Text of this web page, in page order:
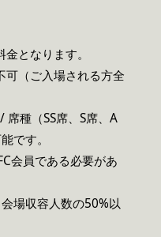
となります。
可（ご入場される方全
席種（SS席、S席、A
です。
会員である必要があ
場収容人数の50%以